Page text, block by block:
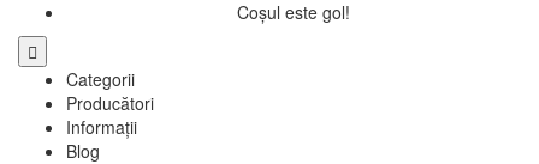
Coșul este gol!
Categorii
Producători
Informații
Blog